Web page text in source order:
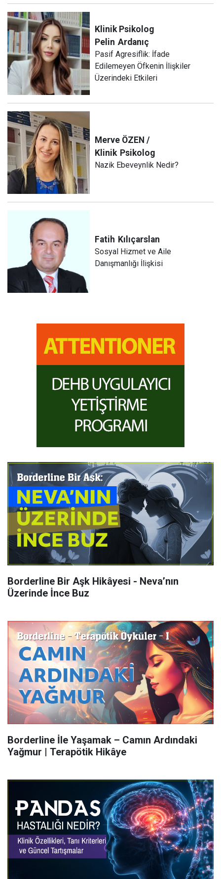
Klinik Psikolog
Pelin Ardanıç
Pasif Agresiflik: İfade
Edilemeyen Öfkenin İlişkiler
Üzerindeki Etkileri
Merve ÖZEN /
Klinik Psikolog
Nazik Ebeveynlik Nedir?
Fatih Kılıçarslan
Sosyal Hizmet ve Aile
Danışmanlığı İlişkisi
Borderline Bir Aşk Hikâyesi - Neva’nın
Üzerinde İnce Buz
Borderline İle Yaşamak – Camın Ardındaki
Yağmur | Terapötik Hikâye